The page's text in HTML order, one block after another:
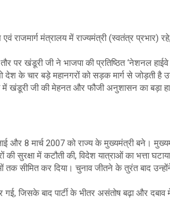
राजमार्ग मंत्रालय में राज्यमंत्री (स्वतंत्र प्रभार)
पर खंडूरी जी ने भाजपा की प्रतिष्ठित ‘नेशनल
के चार बड़े महानगरों को सड़क मार्ग से जोड़ती है
खंडूरी जी की मेहनत और फौजी अनुशासन का बड़ा
और 8 मार्च 2007 को राज्य के मुख्यमंत्री बने।
में कटौती की, विदेश यात्राओं का भत्ता
तक सीमित कर दिया। चुनाव जीतने के तुरंत बाद
जिसके बाद पार्टी के भीतर असंतोष बढ़ा और